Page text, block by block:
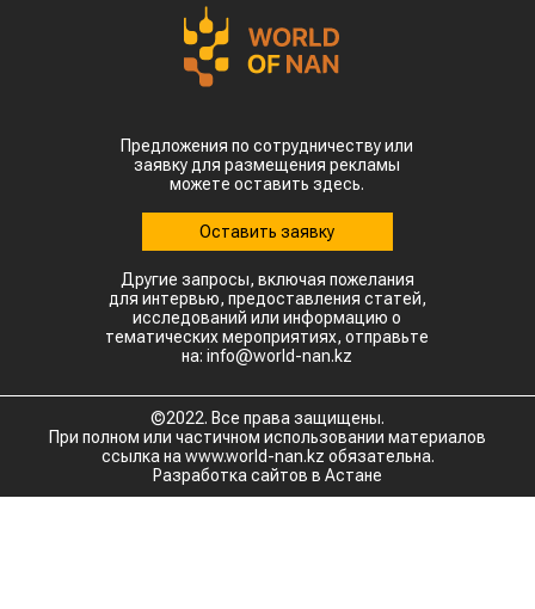
Предложения по сотрудничеству или
заявку для размещения рекламы
можете оставить здесь.
Оставить заявку
Другие запросы, включая пожелания
для интервью, предоставления статей,
исследований или информацию о
тематических мероприятиях, отправьте
на: info@world-nan.kz
©2022. Все права защищены.
При полном или частичном использовании материалов
ссылка на www.world-nan.kz обязательна.
Разработка сайтов в Астане